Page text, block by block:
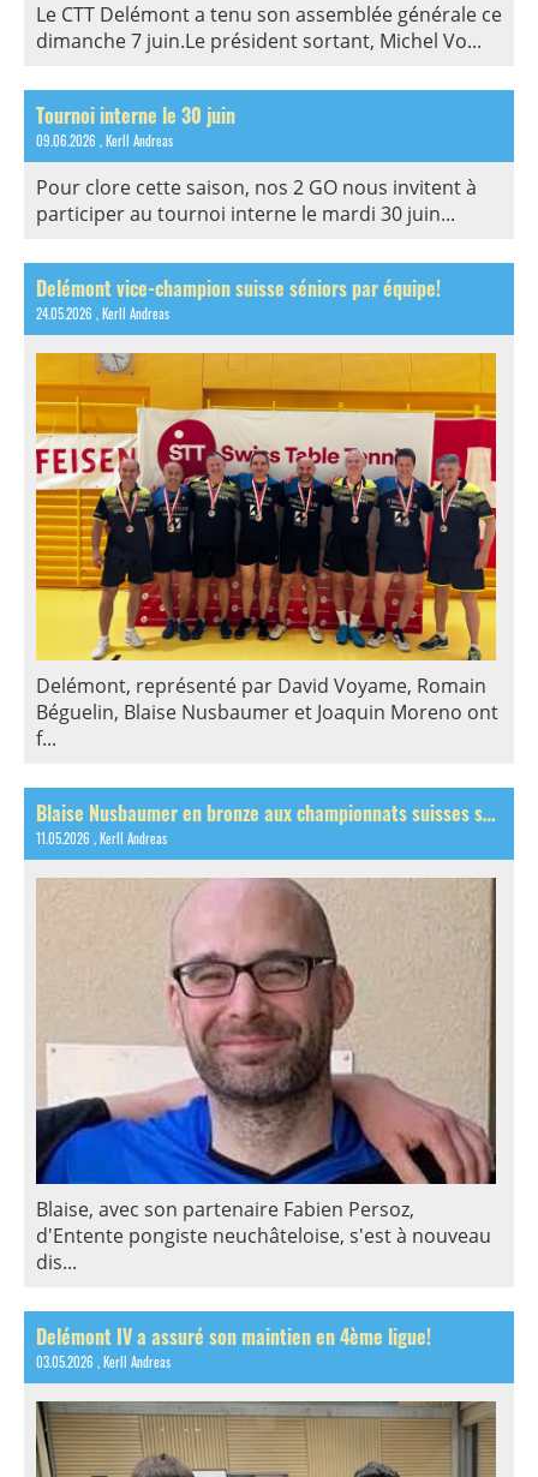
Le CTT Delémont a tenu son assemblée générale ce
dimanche 7 juin.Le président sortant, Michel Vo...
Tournoi interne le 30 juin
09.06.2026 , Kerll Andreas
Pour clore cette saison, nos 2 GO nous invitent à
participer au tournoi interne le mardi 30 juin...
Delémont vice-champion suisse séniors par équipe!
24.05.2026 , Kerll Andreas
Delémont, représenté par David Voyame, Romain
Béguelin, Blaise Nusbaumer et Joaquin Moreno ont
f...
Blaise Nusbaumer en bronze aux championnats suisses seniors!
11.05.2026 , Kerll Andreas
Blaise, avec son partenaire Fabien Persoz,
d'Entente pongiste neuchâteloise, s'est à nouveau
dis...
Delémont IV a assuré son maintien en 4ème ligue!
03.05.2026 , Kerll Andreas